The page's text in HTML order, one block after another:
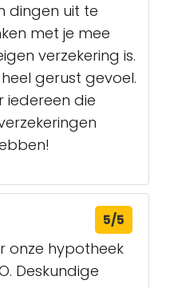
dingen uit te
met je mee
verzekering is.
gerust gevoel.
iedereen die
5/5
onze hypotheek
Deskundige